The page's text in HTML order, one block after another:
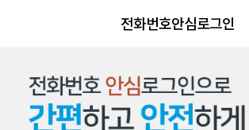
전화번호안심로그인